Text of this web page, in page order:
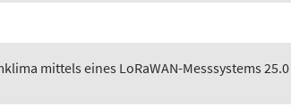
mittels eines LoRaWAN-Messsystems 25.0